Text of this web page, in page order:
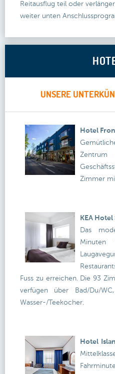
Reitausflug teil oder
weiter unten
UNSERE
Hotel
Zimmer
KEA
Das
Minuten
Fuss zu erreichen. Die 93
verfügen über Bad/Du/
Wasser-/Teekocher.
Hotel